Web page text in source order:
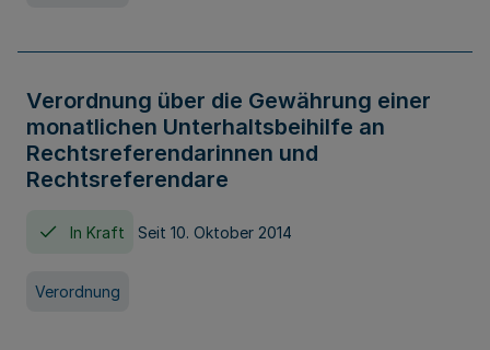
Verordnung über die Gewährung einer
monatlichen Unterhaltsbeihilfe an
Rechtsreferendarinnen und
Rechtsreferendare
In Kraft Seit 10. Oktober 2014
Verordnung